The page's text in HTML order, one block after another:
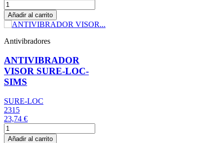
Añadir al carrito
Antivibradores
ANTIVIBRADOR
VISOR SURE-LOC-
SIMS
SURE-LOC
2315
23,74 €
Añadir al carrito